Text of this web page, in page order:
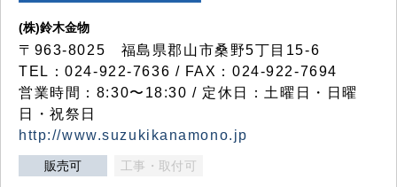
(株)鈴木金物
〒963-8025 福島県郡山市桑野5丁目15-6
TEL：024-922-7636 / FAX：024-922-7694
営業時間：8:30〜18:30 / 定休日：土曜日・日曜
日・祝祭日
http://www.suzukikanamono.jp
販売可 工事・取付可